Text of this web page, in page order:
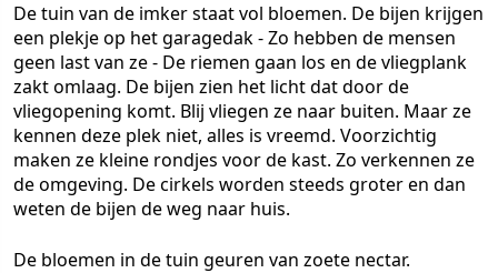
De tuin van de imker staat vol bloemen. De bijen krijgen
een plekje op het garagedak - Zo hebben de mensen
geen last van ze - De riemen gaan los en de vliegplank
zakt omlaag. De bijen zien het licht dat door de
vliegopening komt. Blij vliegen ze naar buiten. Maar ze
kennen deze plek niet, alles is vreemd. Voorzichtig
maken ze kleine rondjes voor de kast. Zo verkennen ze
de omgeving. De cirkels worden steeds groter en dan
weten de bijen de weg naar huis.
De bloemen in de tuin geuren van zoete nectar.